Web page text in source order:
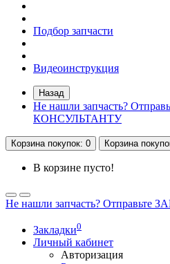
Подбор запчасти
Видеоинструкция
Назад
Не нашли запчасть?
КОНСУЛЬТАНТУ
Корзинапокупок: 0 Корзина
В корзине пусто!
Не нашли запчасть?
Закладки0
Личный кабинет
Авторизация